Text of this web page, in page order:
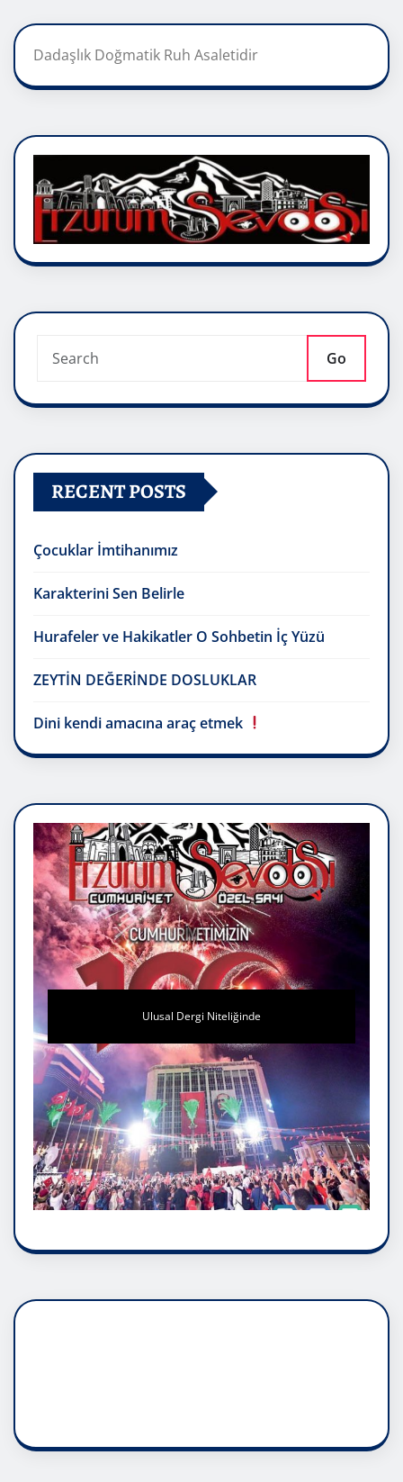
Dadaşlık Doğmatik Ruh Asaletidir
Go
RECENT POSTS
Çocuklar İmtihanımız
Karakterini Sen Belirle
Hurafeler ve Hakikatler O Sohbetin İç Yüzü
ZEYTİN DEĞERİNDE DOSLUKLAR
Dini kendi amacına araç etmek
Ulusal Dergi Niteliğinde